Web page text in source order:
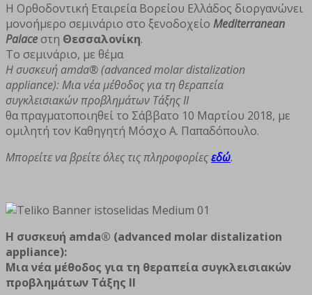
Η Ορθοδοντική Εταιρεία Βορείου Ελλάδος διοργανώνει
μονοήμερο σεμινάριο στο ξενοδοχείο Mediterranean
Palaceστη Θεσσαλονίκη.
Το σεμινάριο, με θέμα
Η συσκευή amda® (advanced molar distalization
appliance):Μια νέα μέθοδος για τη θεραπεία
συγκλεισιακών προβλημάτων Τάξης II
θα πραγματοποιηθεί το Σάββατο 10 Μαρτίου 2018, με
ομιλητή τον Καθηγητή Μόσχο Α. Παπαδόπουλο.
Μπορείτε να βρείτε όλες τις πληροφορίεςεδώ.
Η συσκευή amda® (advanced molar distalization
appliance):
Μια νέα μέθοδος για τη θεραπεία συγκλεισιακών
προβλημάτων Τάξης II